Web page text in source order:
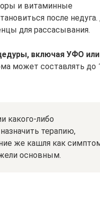
и витаминные
после недуга.
для рассасывания.
включая УФО
может составлять до
какого-либо
терапию,
же кашля как
основным.